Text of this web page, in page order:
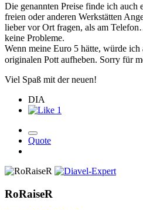
Die genannten Preise finde ich
freien oder anderen Werkstätten
lieber vor Ort fragen, als am
keine Probleme.
Wenn meine Euro 5 hätte, würde ich
originalen Pott aufheben. Sorry für
Viel Spaß mit der neuen!
DIA
1
Quote
RoRaiseR